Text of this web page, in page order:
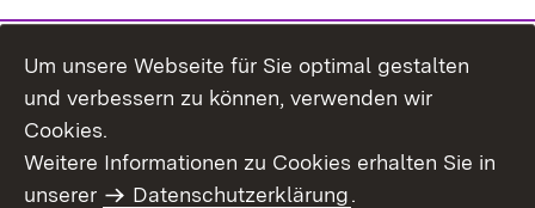
Um unsere Webseite für Sie optimal gestalten
und verbessern zu können, verwenden wir
Cookies.
Weitere Informationen zu Cookies erhalten Sie in
unserer
Datenschutzerklärung.